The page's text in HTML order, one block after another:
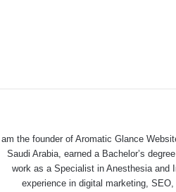
I am the founder of Aromatic Glance
Saudi Arabia, earned a Bachelor’s
work as a Specialist in Anesthesia and
experience in digital marketing,